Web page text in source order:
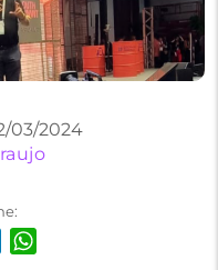
03/2024